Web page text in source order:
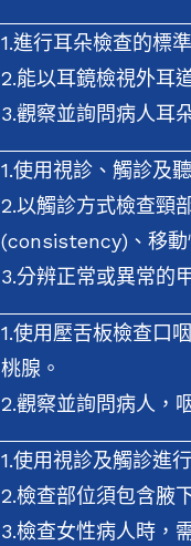
1.進行耳朵檢查的標
2.能以耳鏡檢視外耳
3.觀察並詢問病人耳
1.使用視診、觸診及
2.以觸診方式檢查頸
(consistency)、移動
3.分辨正常或異常的
1.使用壓舌板檢查口
桃腺。
2.觀察並詢問病人，
1.使用視診及觸診進
2.檢查部位須包含腋
3.檢查女性病人時，